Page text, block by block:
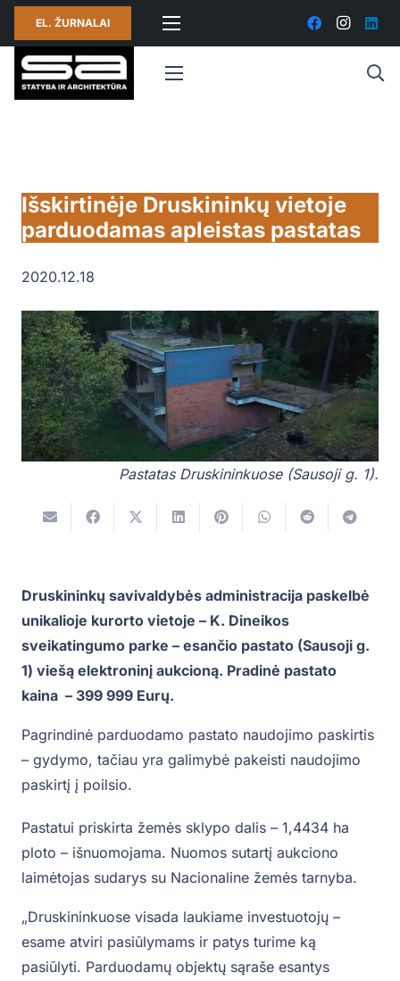
EL. ŽURNALAI
Išskirtinėje Druskininkų vietoje
parduodamas apleistas pastatas
2020.12.18
Pastatas Druskininkuose (Sausoji g. 1).
Druskininkų savivaldybės administracija paskelbė
unikalioje kurorto vietoje – K. Dineikos
sveikatingumo parke – esančio pastato (Sausoji g.
1) viešą elektroninį aukcioną. Pradinė pastato
kaina – 399 999 Eurų.
Pagrindinė parduodamo pastato naudojimo paskirtis
– gydymo, tačiau yra galimybė pakeisti naudojimo
paskirtį į poilsio.
Pastatui priskirta žemės sklypo dalis – 1,4434 ha
ploto – išnuomojama. Nuomos sutartį aukciono
laimėtojas sudarys su Nacionaline žemės tarnyba.
„Druskininkuose visada laukiame investuotojų –
esame atviri pasiūlymams ir patys turime ką
pasiūlyti. Parduodamų objektų sąraše esantys